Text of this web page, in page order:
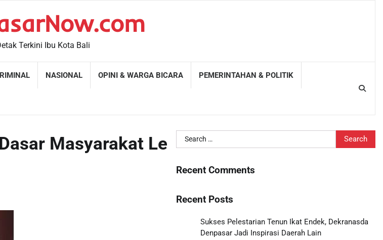
Terkini Ibu Kota Bali
NASIONAL OPINI & WARGA BICARA PEMERINTAHAN & POLITIK
Masyarakat Le
Search
for:
Recent Comments
Recent Posts
Sukses Pelestarian Tenun Ikat Endek, Dekranasda
Denpasar Jadi Inspirasi Daerah Lain